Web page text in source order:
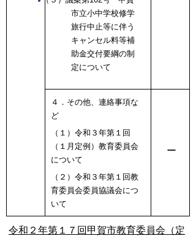
市立小中学校修学
旅行中止等に伴う
キャンセル料等補
助金交付要綱の制
定について
４．その他、連絡事項な
ど
（１）令和３年第１回
（１月定例）教育委員会
について
（２）令和３年第１回教
育委員会委員協議会につ
いて
ー
令和２年第１７回甲賀市教育委員会（定